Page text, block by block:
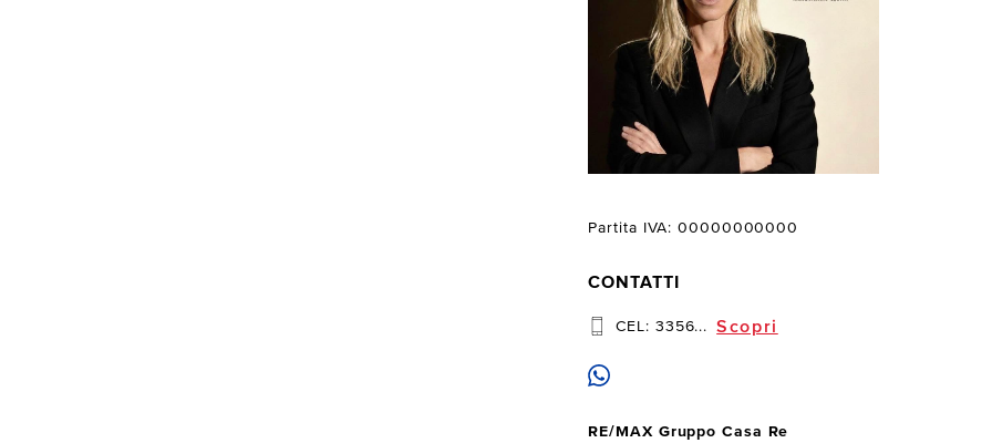
Partita IVA: 00000000000
CONTATTI
CEL: 3356... Scopri
RE/MAX Gruppo Casa Re